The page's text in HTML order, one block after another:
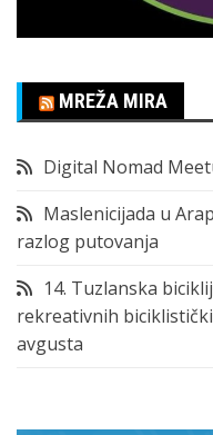
MREŽA MIRA
Digital Nomad
Maslenicijada u
razlog putovanja
14. Tuzlanska
rekreativnih
avgusta